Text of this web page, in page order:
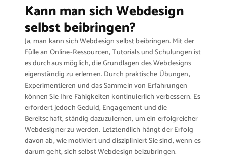
Kann man sich Webdesign
selbst beibringen?
Ja, man kann sich Webdesign selbst beibringen. Mit der
Fülle an Online-Ressourcen, Tutorials und Schulungen ist
es durchaus möglich, die Grundlagen des Webdesigns
eigenständig zu erlernen. Durch praktische Übungen,
Experimentieren und das Sammeln von Erfahrungen
können Sie Ihre Fähigkeiten kontinuierlich verbessern. Es
erfordert jedoch Geduld, Engagement und die
Bereitschaft, ständig dazuzulernen, um ein erfolgreicher
Webdesigner zu werden. Letztendlich hängt der Erfolg
davon ab, wie motiviert und diszipliniert Sie sind, wenn es
darum geht, sich selbst Webdesign beizubringen.